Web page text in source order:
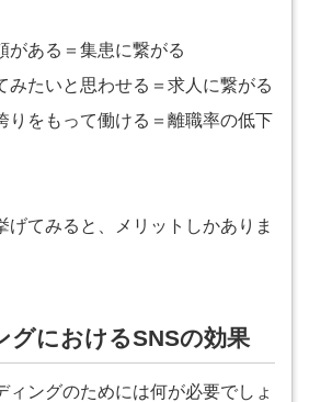
ある＝集患に繋がる
たいと思わせる＝求人に繋がる
をもって働ける＝離職率の低下
げてみると、メリットしかありま
グにおけるSNSの効果
ィングのためには何が必要でしょ